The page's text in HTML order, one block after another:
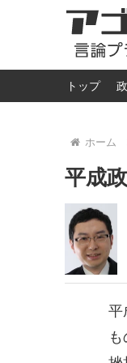
トップ
ホーム
平成
平